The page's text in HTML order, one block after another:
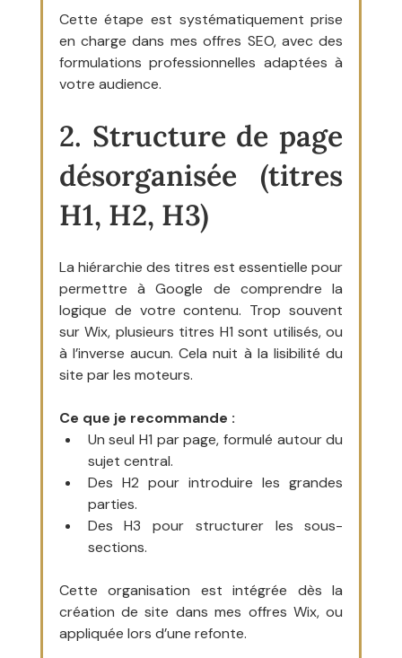
Cette étape est systématiquement prise
en charge dans mes offres SEO, avec des
formulations professionnelles adaptées à
votre audience.
2. Structure de page
désorganisée (titres
H1, H2, H3)
La hiérarchie des titres est essentielle pour
permettre à Google de comprendre la
logique de votre contenu. Trop souvent
sur Wix, plusieurs titres H1 sont utilisés, ou
à l’inverse aucun. Cela nuit à la lisibilité du
site par les moteurs.
Ce que je recommande :
Un seul H1 par page, formulé autour du
sujet central.
Des H2 pour introduire les grandes
parties.
Des H3 pour structurer les sous-
sections.
Cette organisation est intégrée dès la
création de site dans mes offres Wix, ou
appliquée lors d’une refonte.